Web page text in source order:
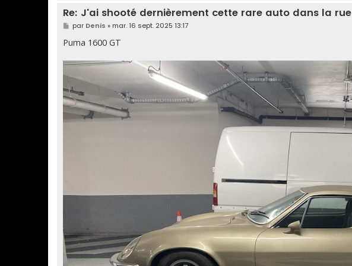
Re: J'ai shooté dernièrement cette rare auto dans la rue
M
e
s
s
g
par Denis » mar. 16 sept. 2025 13:17
Puma 1600 GT